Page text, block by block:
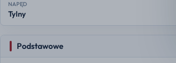
NAPĘD
Tylny
Podstawowe